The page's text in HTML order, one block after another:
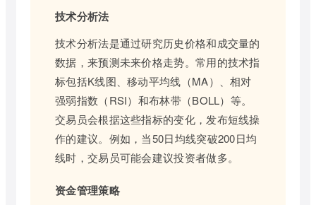
技术分析法
技术分析法是通过研究历史价格和成交量的
数据，来预测未来价格走势。常用的技术指
标包括K线图、移动平均线（MA）、相对
强弱指数（RSI）和布林带（BOLL）等。
交易员会根据这些指标的变化，发布短线操
作的建议。例如，当50日均线突破200日均
线时，交易员可能会建议投资者做多。
资金管理策略